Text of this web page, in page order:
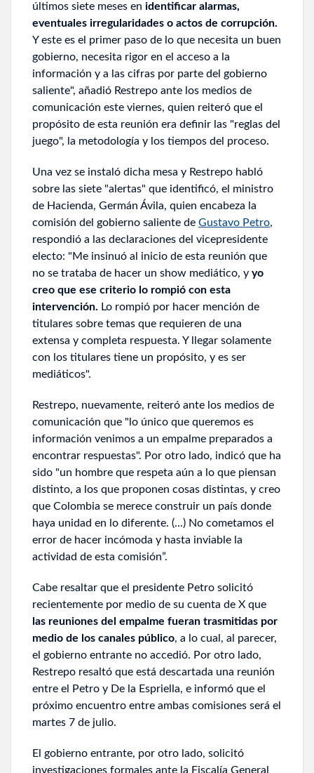
últimos siete meses en identificar alarmas,
eventuales irregularidades o actos de corrupción.
Y este es el primer paso de lo que necesita un buen
gobierno, necesita rigor en el acceso a la
información y a las cifras por parte del gobierno
saliente", añadió Restrepo ante los medios de
comunicación este viernes, quien reiteró que el
propósito de esta reunión era definir las "reglas del
juego", la metodología y los tiempos del proceso.
Una vez se instaló dicha mesa y Restrepo habló
sobre las siete "alertas" que identificó, el ministro
de Hacienda, Germán Ávila, quien encabeza la
comisión del gobierno saliente de Gustavo Petro,
respondió a las declaraciones del vicepresidente
electo: "Me insinuó al inicio de esta reunión que
no se trataba de hacer un show mediático, y yo
creo que ese criterio lo rompió con esta
intervención. Lo rompió por hacer mención de
titulares sobre temas que requieren de una
extensa y completa respuesta. Y llegar solamente
con los titulares tiene un propósito, y es ser
mediáticos".
Restrepo, nuevamente, reiteró ante los medios de
comunicación que "lo único que queremos es
información venimos a un empalme preparados a
encontrar respuestas". Por otro lado, indicó que ha
sido "un hombre que respeta aún a lo que piensan
distinto, a los que proponen cosas distintas, y creo
que Colombia se merece construir un país donde
haya unidad en lo diferente. (...) No cometamos el
error de hacer incómoda y hasta inviable la
actividad de esta comisión”.
Cabe resaltar que el presidente Petro solicitó
recientemente por medio de su cuenta de X que
las reuniones del empalme fueran trasmitidas por
medio de los canales público, a lo cual, al parecer,
el gobierno entrante no accedió. Por otro lado,
Restrepo resaltó que está descartada una reunión
entre el Petro y De la Espriella, e informó que el
próximo encuentro entre ambas comisiones será el
martes 7 de julio.
El gobierno entrante, por otro lado, solicitó
investigaciones formales ante la Fiscalía General